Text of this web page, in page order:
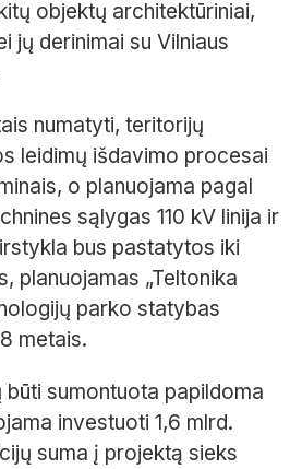
objektų architektūriniai,
jų derinimai su Vilniaus
numatyti, teritorijų
leidimų išdavimo procesai
o planuojama pagal
sąlygas 110 kV linija ir
bus pastatytos iki
planuojamas „Teltonika
parko statybas
metais.
sumontuota papildoma
investuoti 1,6 mlrd.
suma į projektą sieks